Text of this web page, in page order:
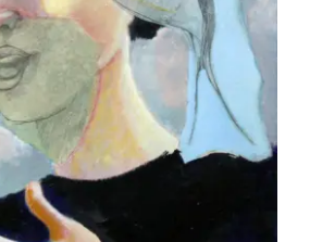
Laurent – Invitations aux
voyages